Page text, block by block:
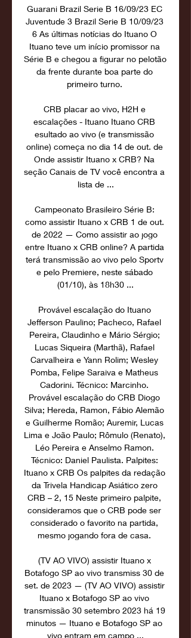
Guarani Brazil Serie B 16/09/23 EC
Juventude 3 Brazil Serie B 10/09/23
6 As últimas notícias do Ituano O
Ituano teve um início promissor na
Série B e chegou a figurar no pelotão
da frente durante boa parte do
primeiro turno.
CRB placar ao vivo, H2H e
escalações - Ituano Ituano CRB
esultado ao vivo (e transmissão
online) começa no dia 14 de out. de
Onde assistir Ituano x CRB? Na
seção Canais de TV você encontra a
lista de ...
Campeonato Brasileiro Série B:
como assistir Ituano x CRB 1 de out.
de 2022 — Como assistir ao jogo
entre Ituano x CRB online? A partida
terá transmissão ao vivo pelo Sportv
e pelo Premiere, neste sábado
(01/10), às 18h30 ...
Provável escalação do Ituano
Jefferson Paulino; Pacheco, Rafael
Pereira, Claudinho e Mário Sérgio;
Lucas Siqueira (Marthã), Rafael
Carvalheira e Yann Rolim; Wesley
Pomba, Felipe Saraiva e Matheus
Cadorini. Técnico: Marcinho.
Provável escalação do CRB Diogo
Silva; Hereda, Ramon, Fábio Alemão
e Guilherme Romão; Auremir, Lucas
Lima e João Paulo; Rômulo (Renato),
Léo Pereira e Anselmo Ramon.
Técnico: Daniel Paulista. Palpites:
Ituano x CRB Os palpites da redação
da Trivela Handicap Asiático zero
CRB – 2, 15 Neste primeiro palpite,
consideramos que o CRB pode ser
considerado o favorito na partida,
mesmo jogando fora de casa.
(TV AO VIVO) assistir Ituano x
Botafogo SP ao vivo transmiss 30 de
set. de 2023 — (TV AO VIVO) assistir
Ituano x Botafogo SP ao vivo
transmissão 30 setembro 2023 há 19
minutos — Ituano e Botafogo SP ao
vivo entram em campo ...